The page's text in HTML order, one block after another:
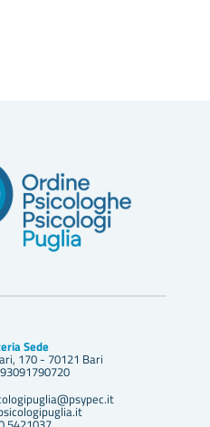
Sede
170 - 70121 Bari